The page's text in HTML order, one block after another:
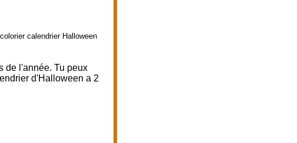
calendrier Halloween
de l'année. Tu peux
d'Halloween a 2